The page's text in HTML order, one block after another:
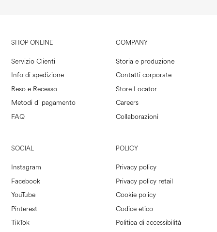
SHOP ONLINE
Servizio Clienti
Info di spedizione
Reso e Recesso
Metodi di pagamento
FAQ
COMPANY
Storia e produzione
Contatti corporate
Store Locator
Careers
Collaborazioni
SOCIAL
Instagram
Facebook
YouTube
Pinterest
TikTok
POLICY
Privacy policy
Privacy policy retail
Cookie policy
Codice etico
Politica di accessibilità